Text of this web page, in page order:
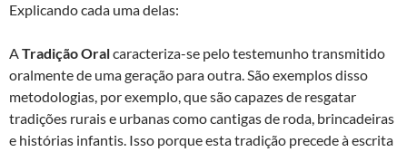
Explicando cada uma delas:
ATradição Oralcaracteriza-se pelo testemunho transmitido
oralmente de uma geração para outra. São exemplos disso
metodologias, por exemplo, que são capazes de resgatar
tradições rurais e urbanas como cantigas de roda, brincadeiras
e histórias infantis. Isso porque esta tradição precede à escrita